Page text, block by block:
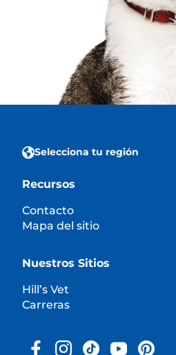
Selecciona tu región
Recursos
Contacto
Mapa del sitio
Nuestros Sitios
Hill’s Vet
Carreras